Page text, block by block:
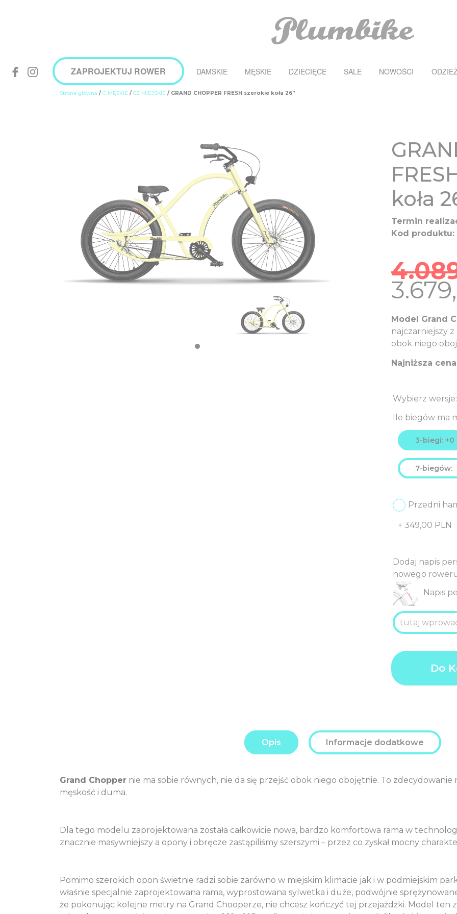
ZAPROJEKTUJ ROWER DAMSKIE MĘSKIE DZIECIĘCE SALE NOWOŚCI
Strona główna / C MĘSKIE / C2 MIEJSKIE / GRAND CHOPPER FRESH szerokie koła 26”
koła
Kod produktu:
price
was:
PLN.
Model Grand
najczarniejszy
obok niego
Najniższa
Termin
Ile biegów ma
3-biegi: +0
7-biegów:
Przedni
+ 349,00 PLN
Dodaj napis
nowego
Napis
price
Additional
total:
ilość
GRAND
CHOPPER
26”
Do
Opis Informacje dodatkowe
Grand Chopper nie ma sobie równych, nie da się przejść obok niego obojętnie. To
męskość i duma.
Dla tego modelu zaprojektowana została całkowicie nowa, bardzo komfortowa rama w
znacznie masywniejszy a opony i obręcze zastąpiliśmy szerszymi – przez co zyskał mocny
Pomimo szerokich opon świetnie radzi sobie zarówno w miejskim klimacie jak i w podmiejskim
właśnie specjalnie zaprojektowana rama, wyprostowana sylwetka i duże, podwójnie
że pokonując kolejne metry na Grand Chooperze, nie chcesz kończyć tej przejażdżki. Model ten